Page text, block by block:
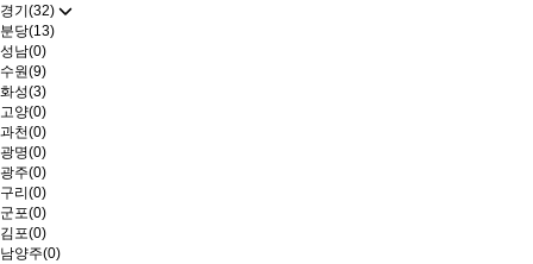
경기(32)
분당(13)
성남(0)
수원(9)
화성(3)
고양(0)
과천(0)
광명(0)
광주(0)
구리(0)
군포(0)
김포(0)
남양주(0)